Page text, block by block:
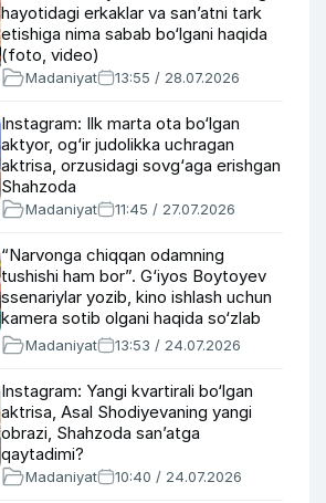
hayotidagi erkaklar va san’atni tark
etishiga nima sabab bo‘lgani haqida
(foto, video)
Madaniyat 13:55 / 28.07.2026
Instagram: Ilk marta ota bo‘lgan
aktyor, og‘ir judolikka uchragan
aktrisa, orzusidagi sovg‘aga erishgan
Shahzoda
Madaniyat 11:45 / 27.07.2026
“Narvonga chiqqan odamning
tushishi ham bor”. G‘iyos Boytoyev
ssenariylar yozib, kino ishlash uchun
kamera sotib olgani haqida so‘zlab
berdiMadaniyat 13:53 / 24.07.2026
Instagram: Yangi kvartirali bo‘lgan
aktrisa, Asal Shodiyevaning yangi
obrazi, Shahzoda san’atga
qaytadimi?
Madaniyat 10:40 / 24.07.2026